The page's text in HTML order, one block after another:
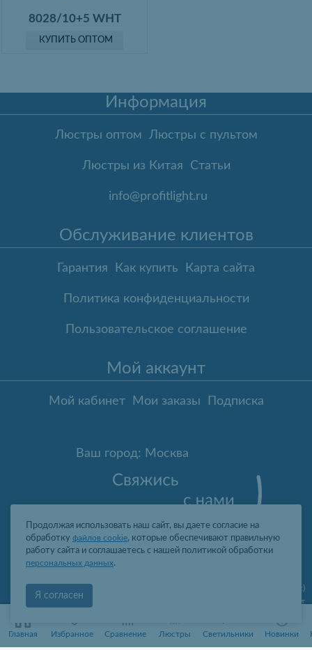
Главная
Избранное
Сравнение
Люстры Светильники Новинки
8028/10+5 WHT
КУПИТЬ ОПТОМ
Информация
Люстры оптом Люстры с пультом
Люстры из Китая Статьи
info@profitlight.ru
Обслуживание клиентов
Гарантия Как купить Карта сайта
Политика конфиденциальности
Пользовательское соглашение
Мой аккаунт
Мой кабинет Мои заказы Подписка
Ваш город: Москва
ул. Гарибальди, д.8, пом.I, комн.4 (юр. адрес)
09:00-19:00 пн-пт
ООО "ПРОФИТ ЛАЙТ", ОГРН 1077761388242, ИНН 7736566310, КПП
773601001
Продолжая использовать наш сайт, вы даете согласие на
обработку файлов cookie, которые обеспечивают правильную
работу сайта и соглашаетесь с нашей политикой обработки
персональных данных.
Я согласен